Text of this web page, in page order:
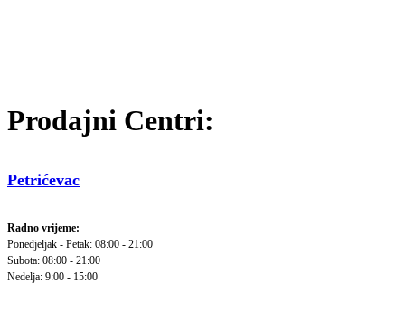
Prodajni Centri:
Petrićevac
Radno vrijeme:
Ponedjeljak - Petak: 08:00 - 21:00
Subota: 08:00 - 21:00
Nedelja: 9:00 - 15:00